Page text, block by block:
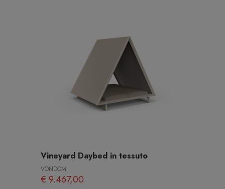
Vineyard Daybed in tessuto
VONDOM
€ 9.467,00